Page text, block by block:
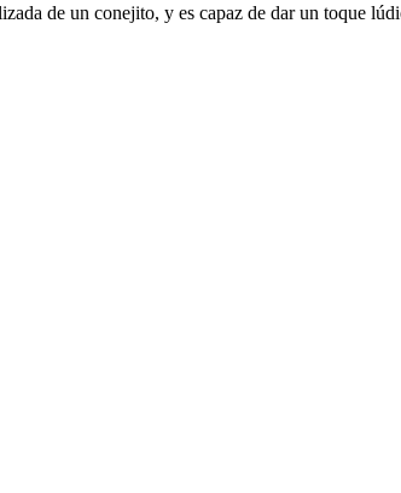
de un conejito, y es capaz de dar un toque